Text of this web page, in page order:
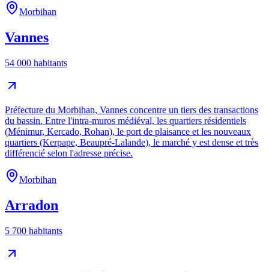
Morbihan
Vannes
54 000 habitants
Préfecture du Morbihan, Vannes concentre un tiers des transactions
du bassin. Entre l'intra-muros médiéval, les quartiers résidentiels
(Ménimur, Kercado, Rohan), le port de plaisance et les nouveaux
quartiers (Kerpape, Beaupré-Lalande), le marché y est dense et très
différencié selon l'adresse précise.
Morbihan
Arradon
5 700 habitants